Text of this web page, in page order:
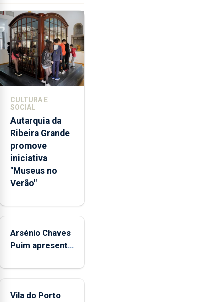
da
violência
doméstica,
através
da
promoção
de
pessoais,
emocionais
e
sociais
junto
das
crianças
CULTURA E
SOCIAL
Autarquia da
Ribeira Grande
promove
iniciativa
"Museus no
Verão"
Arsénio Chaves
Puim apresenta
Biblioteca de
Vila do Porto